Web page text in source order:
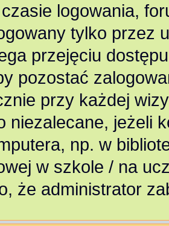
logowania,
tylko przez
przejęciu
pozostać
przy każdej
niezalecane, jeżeli
np. w
w szkole / na
że administrator